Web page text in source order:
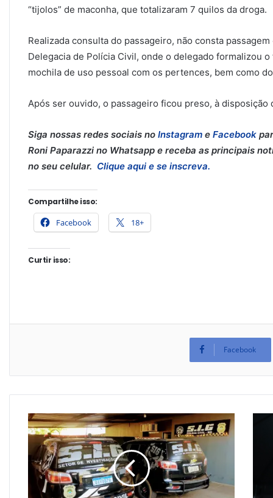
“tijolos” de maconha, que totalizaram 7 quilos da droga.
Realizada consulta do passageiro, não consta
Delegacia de Polícia Civil, onde o delegado formalizou
mochila de uso pessoal com os pertences, bem como
Após ser ouvido, o passageiro ficou preso, à disposição
Siga nossas redes sociais no Instagram e Facebook
Roni Paparazzi no Whatsapp e receba as principais
no seu celular. Clique aqui e se inscreva.
Compartilhe isso:
Facebook 18+
Curtir isso:
Facebook